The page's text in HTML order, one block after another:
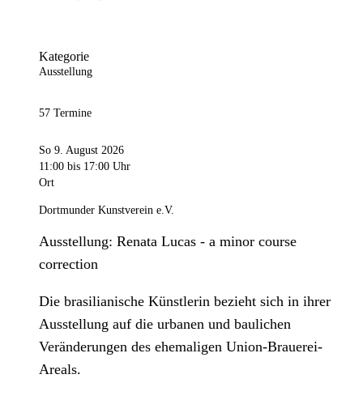
Kategorie
Ausstellung
57 Termine
So 9. August 2026
11:00 bis 17:00 Uhr
Ort
Dortmunder Kunstverein e.V.
Ausstellung: Renata Lucas - a minor course
correction
Die brasilianische Künstlerin bezieht sich in ihrer
Ausstellung auf die urbanen und baulichen
Veränderungen des ehemaligen Union-Brauerei-
Areals.